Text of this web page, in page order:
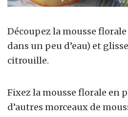
Découpez la mousse
dans un peu d’eau) et
citrouille.
Fixez la mousse florale en
d’autres morceaux de